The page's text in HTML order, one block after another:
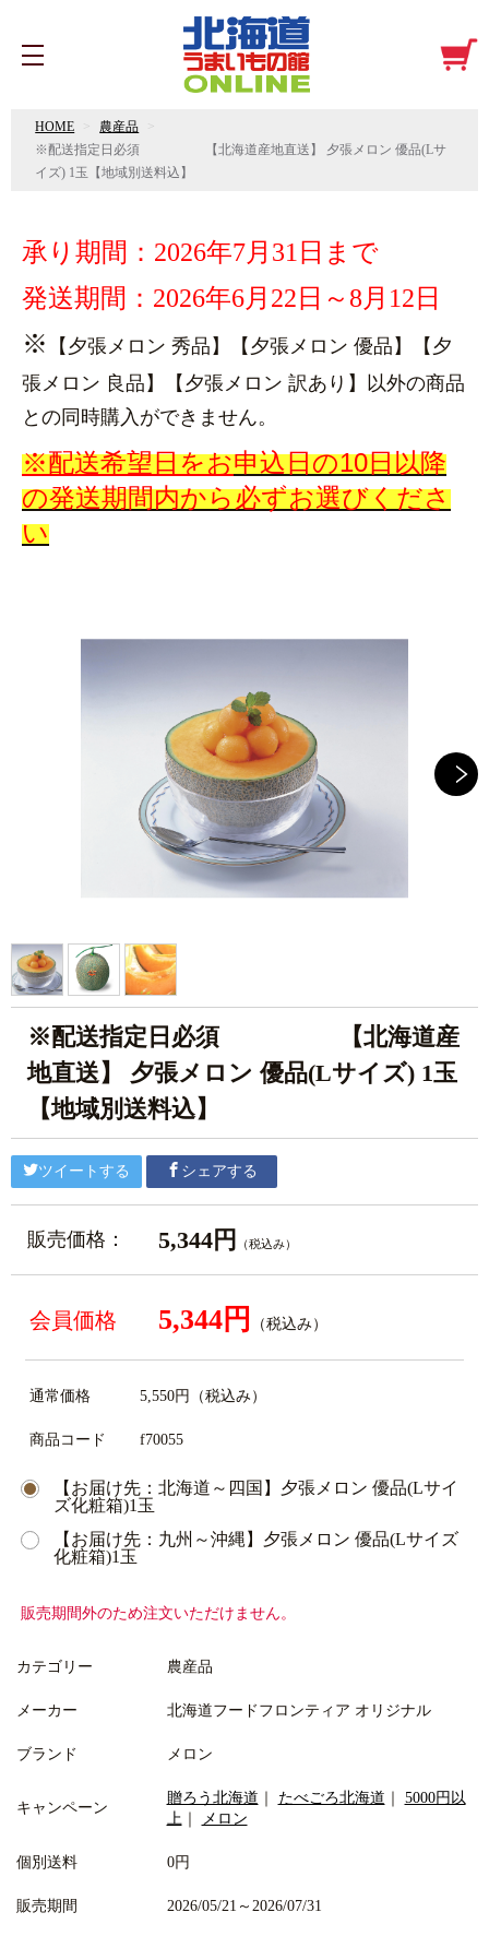
HOME
農産品
※配送指定日必須 【北海道産地直送】 夕張メロン 優品(Lサ
イズ) 1玉【地域別送料込】
承り期間：2026年7月31日まで
発送期間：2026年6月22日～8月12日
※
【夕張メロン 秀品】【夕張メロン 優品】【夕
張メロン 良品】【夕張メロン 訳あり】以外の商品
との同時購入ができません。
※配送希望日をお申込日の10日以降
の発送期間内から必ずお選びくださ
い
※配送指定日必須 【北海道産
地直送】 夕張メロン 優品(Lサイズ) 1玉
【地域別送料込】
ツイートする シェアする
販売価格： 5,344円 （税込み）
会員価格 5,344円 （税込み）
通常価格 5,550円 （税込み）
商品コード f70055
【お届け先：北海道～四国】夕張メロン 優品(Lサイ
ズ化粧箱)1玉
【お届け先：九州～沖縄】夕張メロン 優品(Lサイズ
化粧箱)1玉
販売期間外のため注文いただけません。
カテゴリー 農産品
メーカー 北海道フードフロンティア オリジナル
ブランド メロン
キャンペーン
贈ろう北海道 たべごろ北海道
5000円以
上｜ メロン
個別送料 0円
販売期間 2026/05/21～2026/07/31